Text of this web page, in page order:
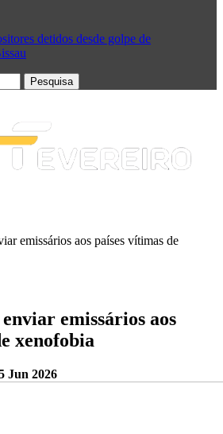
detidos desde golpe de
emissários aos países vítimas de
emissários aos
xenofobia
Jun 2026